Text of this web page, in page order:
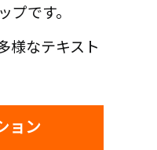
です。
様なテキスト
ョン